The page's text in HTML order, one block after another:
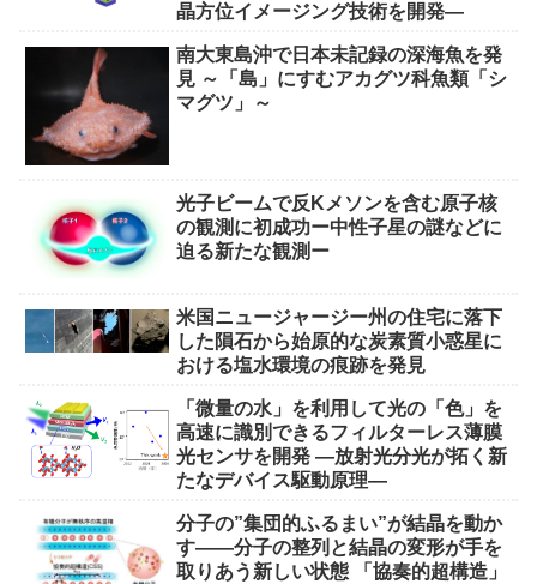
晶方位イメージング技術を開発―
南大東島沖で日本未記録の深海魚を発
見 ～「島」にすむアカグツ科魚類「シ
マグツ」～
光子ビームで反Kメソンを含む原子核
の観測に初成功ー中性子星の謎などに
迫る新たな観測ー
米国ニュージャージー州の住宅に落下
した隕石から始原的な炭素質小惑星に
おける塩水環境の痕跡を発見
「微量の水」を利用して光の「色」を
高速に識別できるフィルターレス薄膜
光センサを開発 ―放射光分光が拓く新
たなデバイス駆動原理―
分子の”集団的ふるまい”が結晶を動か
す――分子の整列と結晶の変形が手を
取りあう新しい状態 「協奏的超構造」